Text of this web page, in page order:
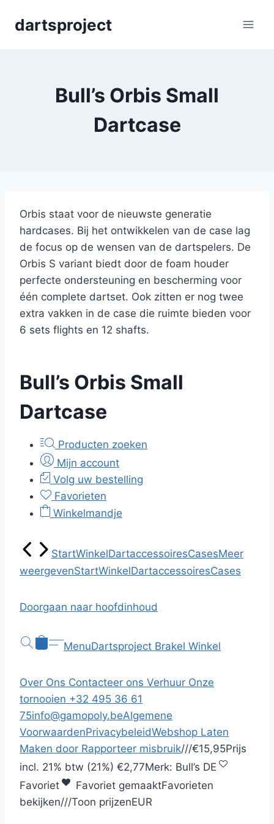
dartsproject
Bull’s Orbis Small
Dartcase
Orbis staat voor de nieuwste generatie
hardcases. Bij het ontwikkelen van de case lag
de focus op de wensen van de dartspelers. De
Orbis S variant biedt door de foam houder
perfecte ondersteuning en bescherming voor
één complete dartset. Ook zitten er nog twee
extra vakken in de case die ruimte bieden voor
6 sets flights en 12 shafts.
Bull’s Orbis Small
Dartcase
Producten zoeken
Mijn account
Volg uw bestelling
Favorieten
Winkelmandje
StartWinkelDartaccessoiresCasesMeer
weergevenStartWinkelDartaccessoiresCases
Doorgaan naar hoofdinhoud
MenuDartsproject Brakel Winkel
Over Ons Contacteer ons Verhuur Onze
tornooien +32 495 36 61
75info@gamopoly.beAlgemene
VoorwaardenPrivacybeleidWebshop Laten
Maken door Rapporteer misbruik///€15,95Prijs
incl. 21% btw (21%) €2,77Merk: Bull’s DE
Favoriet
Favoriet gemaaktFavorieten
bekijken///Toon prijzenEUR